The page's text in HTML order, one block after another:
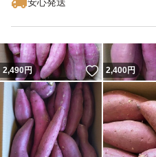
安心発送
2,490円 いいね！
2,400円